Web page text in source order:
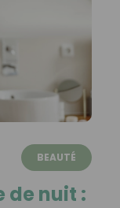
BEAUTÉ
de nuit :